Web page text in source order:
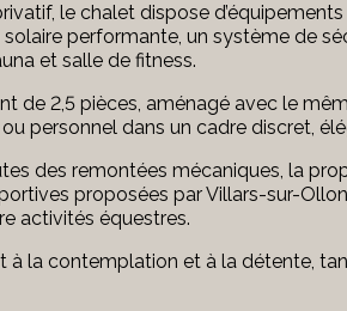
le chalet dispose
performante, un système de
et salle de fitness.
de 2,5 pièces, aménagé avec le
personnel dans un cadre discret,
des remontées mécaniques, la
proposées par Villars-sur-
activités équestres.
à la contemplation et à la détente,